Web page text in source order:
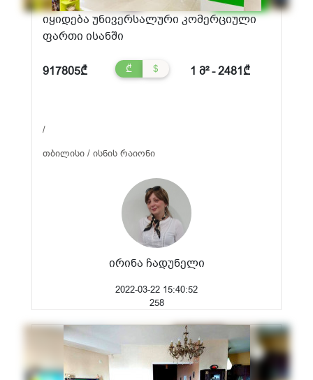
იყიდება უნივერსალური კომერციული
ფართი ისანში
917805₾ ₾ $ 1 მ² - 2481₾
/
თბილისი / ისნის რაიონი
ირინა ჩადუნელი
2022-03-22 15:40:52
258